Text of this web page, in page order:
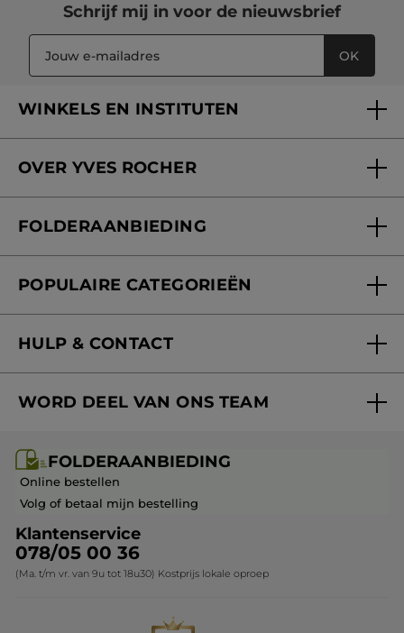
Schrijf mij in voor de nieuwsbrief
OK
WINKELS EN INSTITUTEN
Verzorging in onze Schoonheidsinstituten
OVER YVES ROCHER
Onze beloften
Blog Act Beautiful
FOLDERAANBIEDING
POPULAIRE CATEGORIEËN
Aanbiedingen
Cadeau-ideeën
Kerstcollectie
HULP & CONTACT
Mijn geschenken
Veelgestelde vragen
Contact opnemen
WORD DEEL VAN ONS TEAM
Franchisenemer of bedrijfsleider worden
FOLDERAANBIEDING
Online bestellen
Volg of betaal mijn bestelling
Klantenservice
078/05 00 36
(Ma. t/m vr. van 9u tot 18u30) Kostprijs lokale oproep